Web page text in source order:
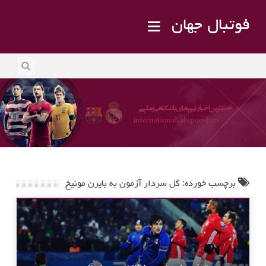
فوتبال جهان
برچسب خورده: گل سردار آزمون به بایرن مونیخ